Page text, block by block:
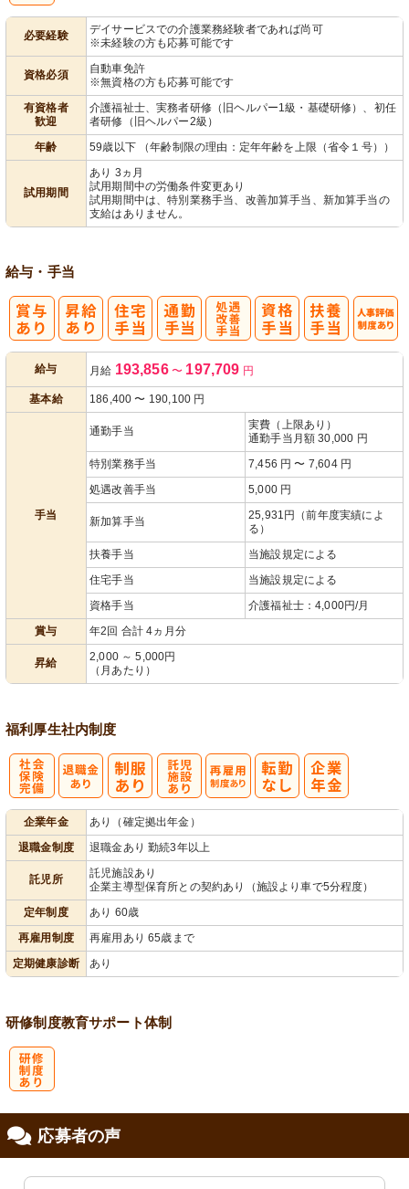
必要経験
デイサービスでの介護業務経験者であれば尚可
※未経験の方も応募可能です
資格必須
自動車免許
※無資格の方も応募可能です
有資格者
歓迎
介護福祉士、実務者研修（旧ヘルパー1級・基礎研修）、初任
者研修（旧ヘルパー2級）
年齢
59歳以下 （年齢制限の理由：定年年齢を上限（省令１号））
試用期間
あり 3ヵ月
試用期間中の労働条件変更あり
試用期間中は、特別業務手当、改善加算手当、新加算手当の
支給はありません。
給与・手当
給与 月給 193,856 〜 197,709 円
基本給 186,400 〜 190,100 円
手当
通勤手当
実費（上限あり）
通勤手当月額 30,000 円
特別業務手当
7,456 円 〜 7,604 円
処遇改善手当
5,000 円
新加算手当
25,931円（前年度実績によ
る）
扶養手当
当施設規定による
住宅手当
当施設規定による
資格手当
介護福祉士：4,000円/月
賞与
年2回 合計 4ヵ月分
昇給
2,000 ～ 5,000円
（月あたり）
福利厚生社内制度
企業年金
あり（確定拠出年金）
退職金制度
退職金あり 勤続3年以上
託児所
託児施設あり
企業主導型保育所との契約あり（施設より車で5分程度）
定年制度
あり 60歳
再雇用制度
再雇用あり 65歳まで
定期健康診断
あり
研修制度教育サポート体制
応募者の声